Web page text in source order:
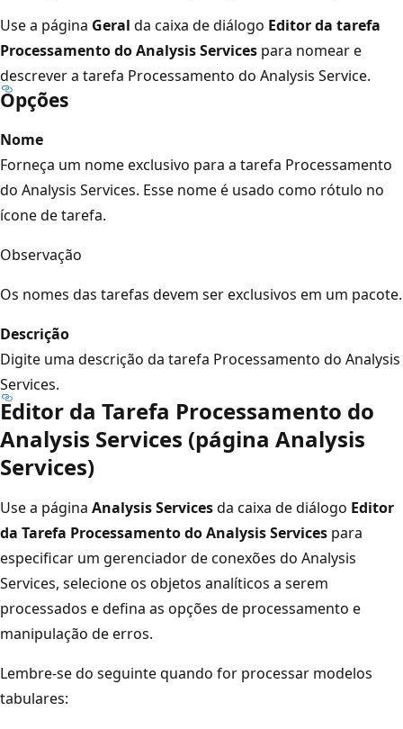
Use a página Geral da caixa de diálogo Editor da tarefa
Processamento do Analysis Services para nomear e
descrever a tarefa Processamento do Analysis Service.
Opções
Nome
Forneça um nome exclusivo para a tarefa Processamento
do Analysis Services. Esse nome é usado como rótulo no
ícone de tarefa.
Observação
Os nomes das tarefas devem ser exclusivos em um pacote.
Descrição
Digite uma descrição da tarefa Processamento do Analysis
Services.
Editor da Tarefa Processamento do
Analysis Services (página Analysis
Services)
Use a página Analysis Servicesda caixa de diálogo Editor
da Tarefa Processamento do Analysis Services para
especificar um gerenciador de conexões do Analysis
Services, selecione os objetos analíticos a serem
processados e defina as opções de processamento e
manipulação de erros.
Lembre-se do seguinte quando for processar modelos
tabulares: